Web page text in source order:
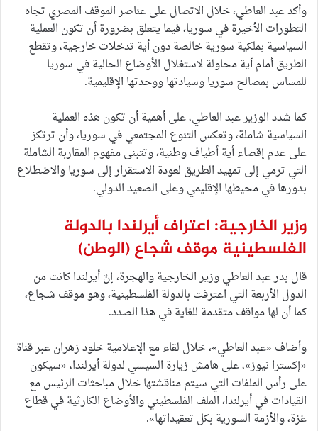
وأكد عبد العاطي، خلال الاتصال على عناصر الموقف المصري تجاه
التطورات الأخيرة في سوريا، فيما يتعلق بضرورة أن تكون العملية
السياسية بملكية سورية خالصة دون أية تدخلات خارجية، وتقطع
الطريق أمام أية محاولة لاستغلال الأوضاع الحالية في سوريا
للمساس بمصالح سوريا وسيادتها ووحدتها الإقليمية.
كما شدد الوزير عبد العاطي، على أهمية أن تكون هذه العملية
السياسية شاملة، وتعكس التنوع المجتمعي في سوريا، وأن ترتكز
على عدم إقصاء أية أطياف وطنية، وتتبنى مفهوم المقاربة الشاملة
التي ترمي إلى تمهيد الطريق لعودة الاستقرار إلى سوريا والاضطلاع
بدورها في محيطها الإقليمي وعلى الصعيد الدولي.
وزير الخارجية: اعتراف أيرلندا بالدولة
الفلسطينية موقف شجاع(الوطن)
قال بدر عبد العاطي وزير الخارجية والهجرة، إنّ أيرلندا كانت من
الدول الأربعة التي اعترفت بالدولة الفلسطينية، وهو موقف شجاع،
كما أن لها مواقف متقدمة للغاية في هذا الصدد.
وأضاف «عبد العاطي»، خلال لقاء مع الإعلامية خلود زهران عبر قناة
«إكسترا نيوز»، على هامش زيارة السيسي لدولة أيرلندا، «سيكون
على رأس الملفات التي سيتم مناقشتها خلال مباحثات الرئيس مع
القيادات في أيرلندا، الملف الفلسطيني والأوضاع الكارثية في قطاع
غزة، والأزمة السورية بكل تعقيداتها».